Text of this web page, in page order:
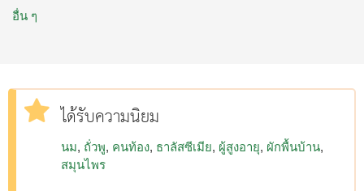
อื่น ๆ
ได้รับความนิยม
นม ถั่วพู คนท้อง ธาลัสซีเมีย ผู้สูงอายุ ผักพื้นบ้าน
สมุนไพร